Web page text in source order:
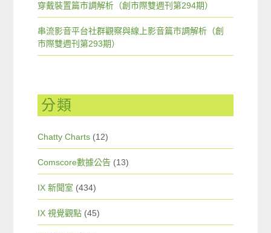
穿戴裝置篇市調解析（創市際雙週刊第294期）
串流影音平台社群觀察與線上影音篇市調解析（創
市際雙週刊第293期）
分類
Chatty Charts (12)
Comscore數據公告 (13)
IX 新聞室 (434)
IX 視覺觀點 (45)